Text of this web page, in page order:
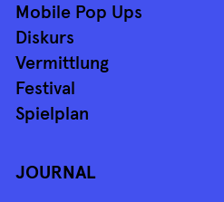
Mobile Pop Ups
Diskurs
Vermittlung
Festival
Spielplan
JOURNAL